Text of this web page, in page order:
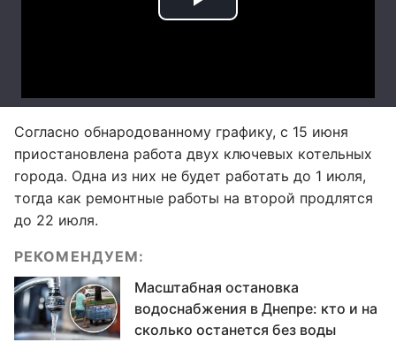
Согласно обнародованному графику, с 15 июня
приостановлена работа двух ключевых котельных
города. Одна из них не будет работать до 1 июля,
тогда как ремонтные работы на второй продлятся
до 22 июля.
РЕКОМЕНДУЕМ:
Масштабная остановка
водоснабжения в Днепре: кто и на
сколько останется без воды